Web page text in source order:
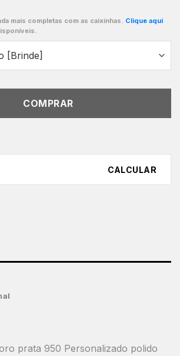
mais completas com as caixinhas. Clique aqui
COMPRAR
CALCULAR
prata 950 Personalizado polido